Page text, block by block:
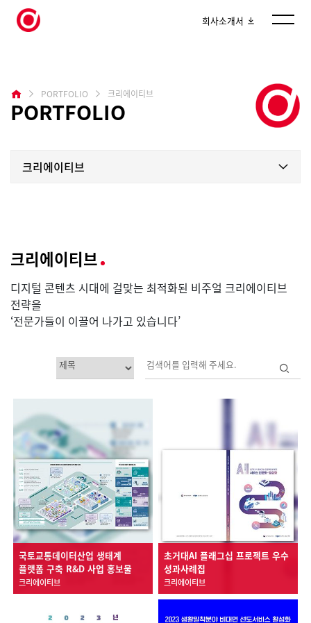
회사소개서
PORTFOLIO 크리에이티브
PORTFOLIO
크리에이티브
크리에이티브
디지털 콘텐츠 시대에 걸맞는 최적화된 비주얼 크리에이티브
전략을
‘전문가들이 이끌어 나가고 있습니다’
국토교통데이터산업 생태계
플랫폼 구축 R&D 사업 홍보물
크리에이티브
초거대AI 플래그십 프로젝트 우수
성과사례집
크리에이티브